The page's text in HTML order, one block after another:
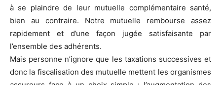
à se plaindre de leur mutuelle complémentaire santé,
bien au contraire. Notre mutuelle rembourse assez
rapidement et d’une façon jugée satisfaisante par
l’ensemble des adhérents.
Mais personne n’ignore que les taxations successives et
donc la fiscalisation des mutuelle mettent les organismes